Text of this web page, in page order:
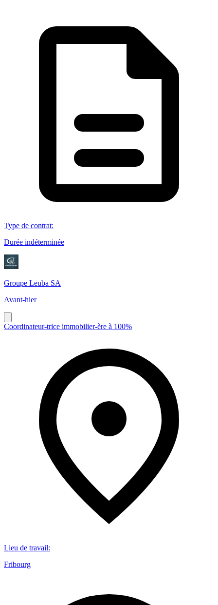
Type de contrat:
Durée indéterminée
Groupe Leuba SA
Avant-hier
Coordinateur-trice immobilier-ère à 100%
Lieu de travail:
Fribourg